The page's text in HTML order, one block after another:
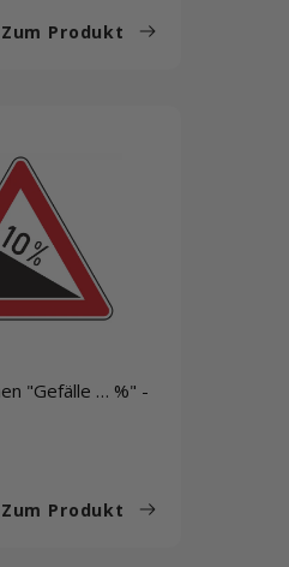
Zum Produkt
"Gefälle … %" -
Zum Produkt